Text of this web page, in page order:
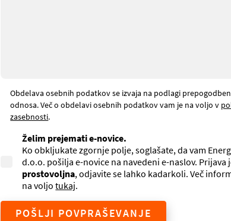
Obdelava osebnih podatkov se izvaja na podlagi
odnosa. Več o obdelavi osebnih podatkov vam je na voljo v
zasebnosti.
Želim prejemati e-novice.
Ko obkljukate zgornje polje, soglašate, da vam
d.o.o. pošilja e-novice na navedeni e-naslov. Prijava
prostovoljna, odjavite se lahko kadarkoli. Več
na voljotukaj.
POŠLJI POVPRAŠEVANJE